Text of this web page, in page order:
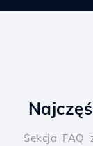
Sekcja FAQ